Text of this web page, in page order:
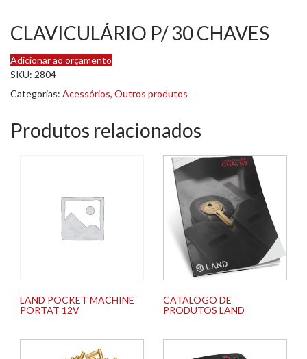
CLAVICULÁRIO P/ 30 CHAVES
Adicionar ao orçamento
SKU: 2804
Categorias: Acessórios, Outros produtos
Produtos relacionados
LAND POCKET MACHINE
PORTAT 12V
CATALOGO DE
PRODUTOS LAND